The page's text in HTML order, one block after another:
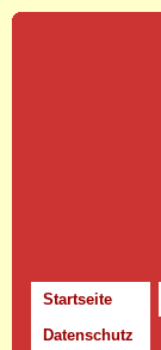
Startseite
Datenschutz